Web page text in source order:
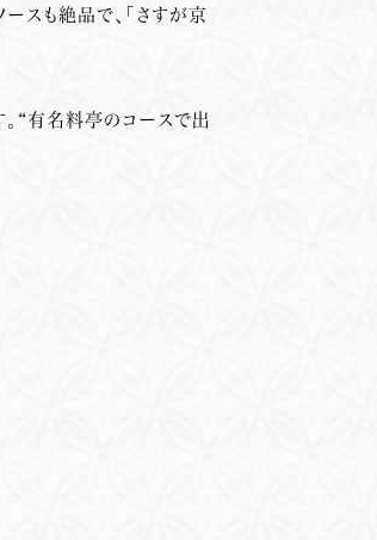
スも絶品で、「さすが京
。“有名料亭のコースで出